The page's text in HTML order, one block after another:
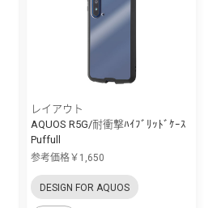
レイアウト
AQUOS R5G/耐衝撃ﾊｲﾌﾞﾘｯﾄﾞｹｰｽ
Puffull
参考価格￥1,650
DESIGN FOR AQUOS